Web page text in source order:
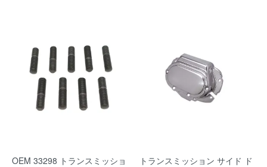
OEM 33298 トランスミッショ
トランスミッション サイド ド